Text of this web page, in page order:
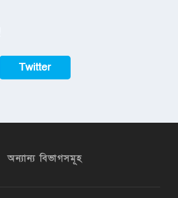
Twitter
অন্যান্য বিভাগসমূহ